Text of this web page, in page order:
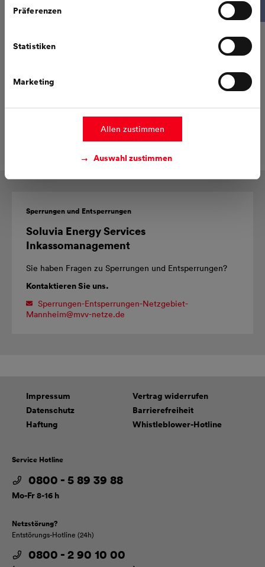
Gerichtshofes vom 16.07.2020 (Fall C-311/18), sogenanntes
Schrems II Urteil steht.
Präferenzen
Statistiken
Marketing
Allen zustimmen
Auswahl zustimmen
Hier finden Sie jeweils den Antrag zum Sperren sowie
Entsperren für Ihren Gasanschluss durch MVV Netze.
Sperrauftrag Gas
Sperrungen und Entsperrungen
Soluvia Energy Services
Inkassomanagement
Sie haben Fragen zu Sperrungen und Entsperrungen?
Kontaktieren Sie uns.
Sperrungen-Entsperrungen-Netzgebiet-
Mannheim@mvv-netze.de
Vertrag widerrufen
Barrierefreiheit
Whistleblower-Hotline
Impressum
Datenschutz
Haftung
Service Hotline
0800 - 5 89 39 88
Mo-Fr 8-16 h
Netzstörung?
Entstörungs-Hotline (24h)
0800 - 2 90 10 00